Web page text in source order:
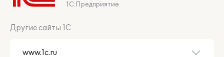
1С:Предприятие
Другие сайты 1С